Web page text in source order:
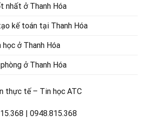
nhất ở Thanh Hóa
kế toán tại Thanh Hóa
ở Thanh Hóa
ở Thanh Hóa
thực tế – Tin học ATC
|0948.815.368